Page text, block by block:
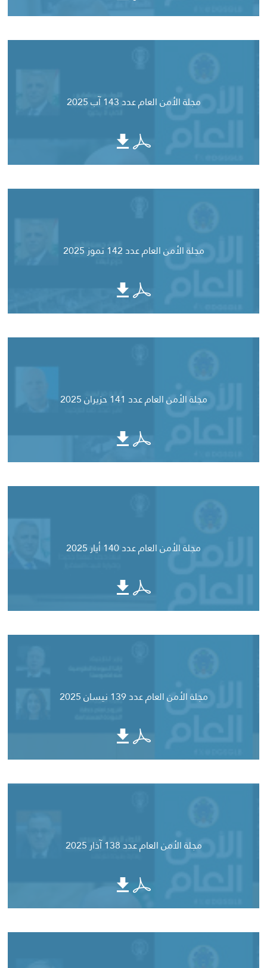
مجلة الأمن العام عدد 143 آب 2025
مجلة الأمن العام عدد 142 تموز 2025
مجلة الأمن العام عدد 141 حزيران 2025
مجلة الأمن العام عدد 140 أيار 2025
مجلة الأمن العام عدد 139 نيسان 2025
مجلة الأمن العام عدد 138 آذار 2025